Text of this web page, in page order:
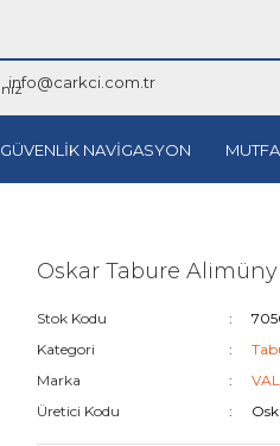
info@carkci.com.tr
GÜVENLİK NAVİGASYON
Oskar Tabure
Stok Kodu
Kategori
Marka
Üretici Kodu